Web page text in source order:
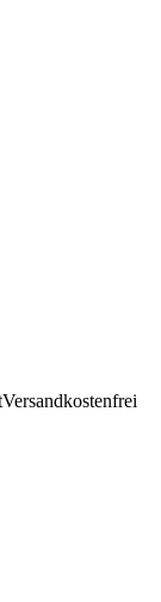
Versandkostenfrei